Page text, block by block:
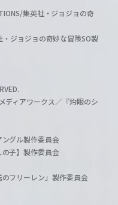
集英社・ジョジョの奇
・ジョジョの奇妙な冒険SO製
ディアワークス／『灼眼のシ
グル製作委員会
子】製作委員会
フリーレン」製作委員会